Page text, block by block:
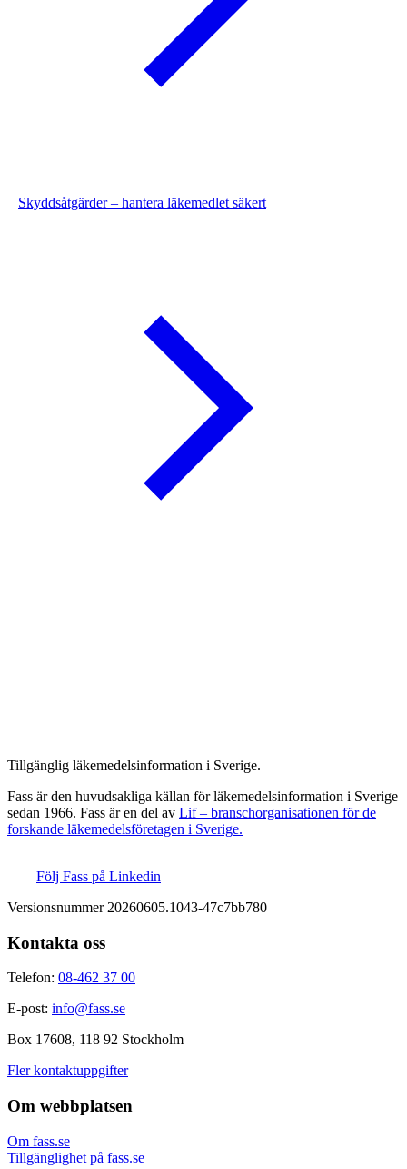
Skyddsåtgärder – hantera läkemedlet säkert
Tillgänglig läkemedelsinformation i Sverige.
Fass är den huvudsakliga källan för läkemedelsinformation i Sverige
sedan 1966. Fass är en del av Lif – branschorganisationen för de
forskande läkemedelsföretagen i Sverige.
Följ Fass på Linkedin
Versionsnummer 20260605.1043-47c7bb780
Kontakta oss
Telefon: 08-462 37 00
E-post: info@fass.se
Box 17608, 118 92 Stockholm
Fler kontaktuppgifter
Om webbplatsen
Om fass.se
Tillgänglighet på fass.se